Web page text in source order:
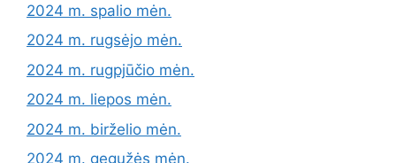
2024 m. spalio mėn.
2024 m. rugsėjo mėn.
2024 m. rugpjūčio mėn.
2024 m. liepos mėn.
2024 m. birželio mėn.
2024 m. gegužės mėn.